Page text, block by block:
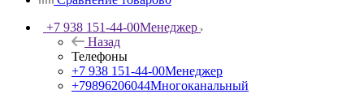
+7 938 151-44-00Менеджер
Назад
Телефоны
+7 938 151-44-00Менеджер
+79896206044Многоканальный